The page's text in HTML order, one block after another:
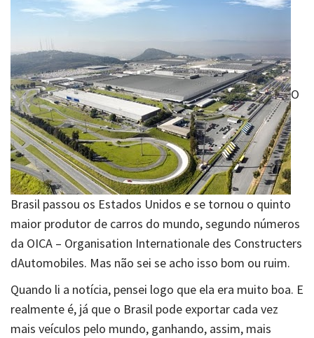
O
Brasil passou os Estados Unidos e se tornou o quinto
maior produtor de carros do mundo, segundo números
da OICA – Organisation Internationale des Constructers
dAutomobiles. Mas não sei se acho isso bom ou ruim.
Quando li a notícia, pensei logo que ela era muito boa. E
realmente é, já que o Brasil pode exportar cada vez
mais veículos pelo mundo, ganhando, assim, mais